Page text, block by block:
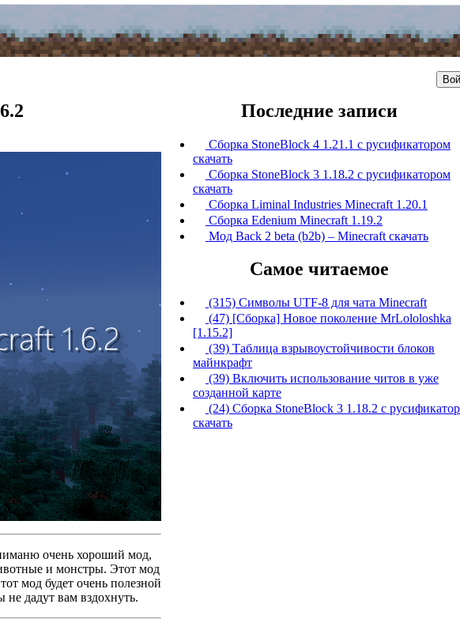
очень хороший мод,
и монстры. Этот мод
мод будет очень полезной
дадут вам вздохнуть.
Последние записи
Сборка StoneBlock 4 1.21.1 с русификатором
скачать
Сборка StoneBlock 3 1.18.2 с русификатором
скачать
Сборка Liminal Industries Minecraft 1.20.1
Сборка Edenium Minecraft 1.19.2
Мод Back 2 beta (b2b) – Minecraft скачать
Самое читаемое
(315) Символы UTF-8 для чата Minecraft
(47) [Сборка] Новое поколение MrLololoshka
[1.15.2]
(39) Таблица взрывоустойчивости блоков
майнкрафт
(39) Включить использование читов в уже
созданной карте
(24) Сборка StoneBlock 3 1.18.2 с
скачать